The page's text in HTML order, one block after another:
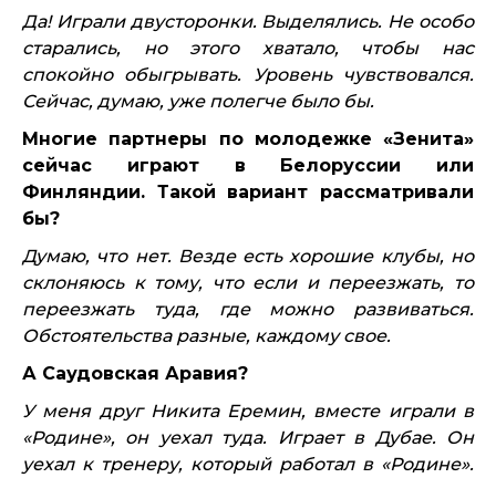
Да! Играли двусторонки. Выделялись. Не особо
старались, но этого хватало, чтобы нас
спокойно обыгрывать. Уровень чувствовался.
Сейчас, думаю, уже полегче было бы.
Многие партнеры по молодежке «Зенита»
сейчас играют в Белоруссии или
Финляндии. Такой вариант рассматривали
бы?
Думаю, что нет. Везде есть хорошие клубы, но
склоняюсь к тому, что если и переезжать, то
переезжать туда, где можно развиваться.
Обстоятельства разные, каждому свое.
А Саудовская Аравия?
У меня друг Никита Еремин, вместе играли в
«Родине», он уехал туда. Играет в Дубае. Он
уехал к тренеру, который работал в «Родине».